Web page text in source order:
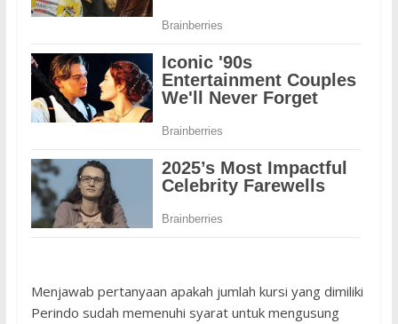
Menjawab pertanyaan apakah jumlah kursi yang dimiliki
Perindo sudah memenuhi syarat untuk mengusung